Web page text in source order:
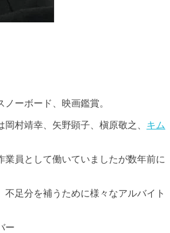
ーボード、映画鑑賞。
村靖幸、矢野顕子、槇原敬之、 キム
業員として働いていましたが数年前に
不足分を補うために様々なアルバイト
ー